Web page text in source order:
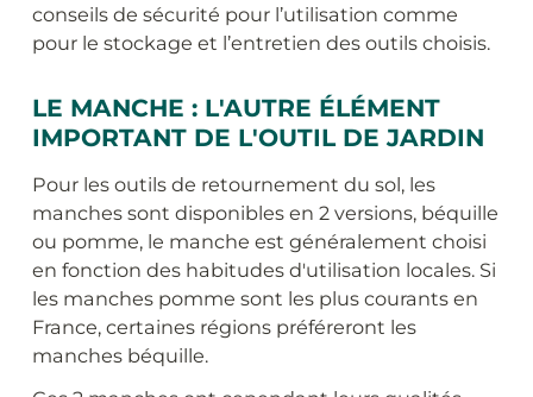
conseils de sécurité pour l’utilisation comme
pour le stockage et l’entretien des outils choisis.
LE MANCHE : L'AUTRE ÉLÉMENT
IMPORTANT DE L'OUTIL DE JARDIN
Pour les outils de retournement du sol, les
manches sont disponibles en 2 versions, béquille
ou pomme, le manche est généralement choisi
en fonction des habitudes d'utilisation locales. Si
les manches pomme sont les plus courants en
France, certaines régions préféreront les
manches béquille.